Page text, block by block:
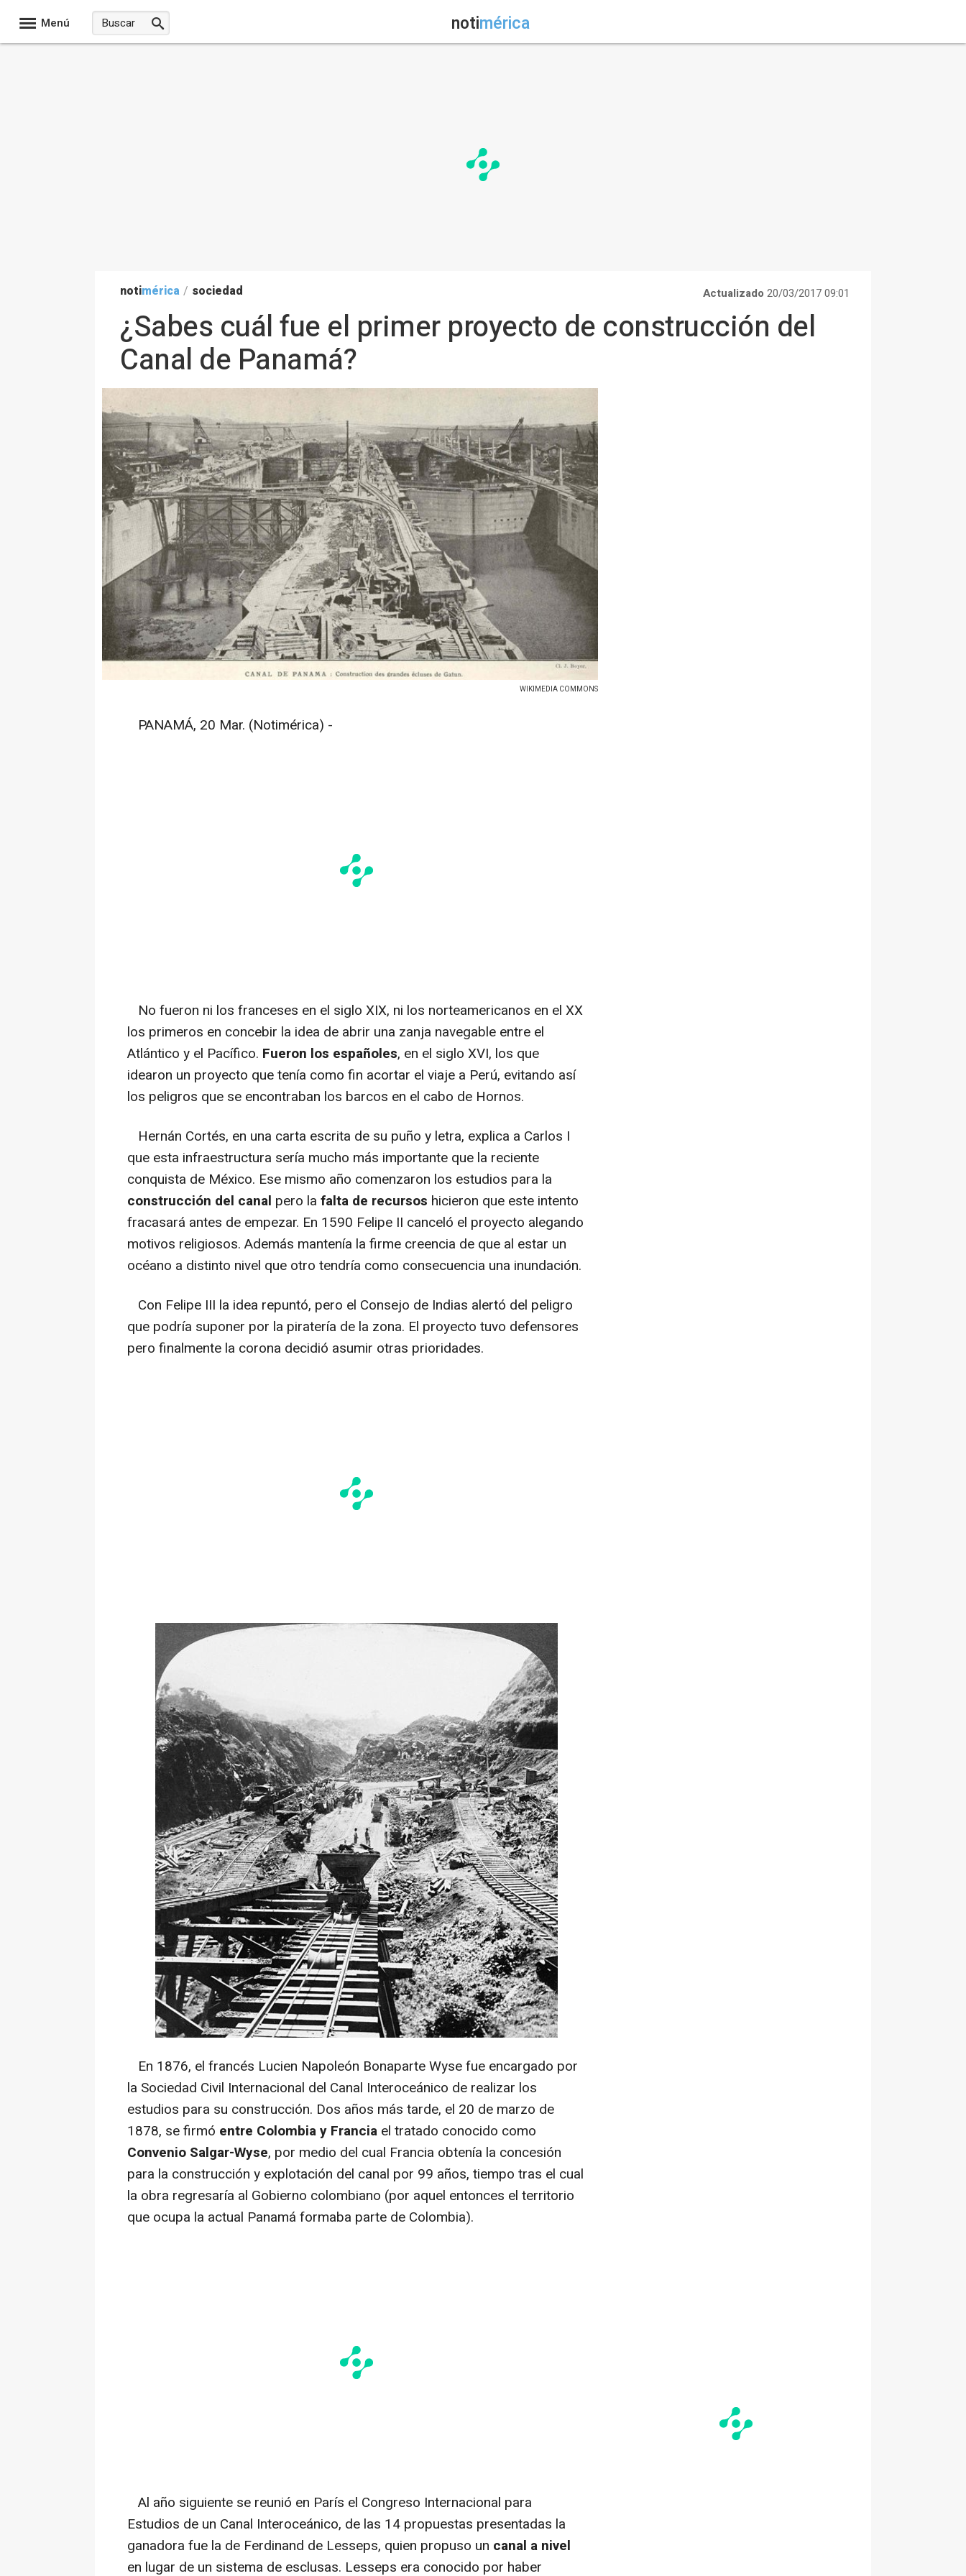
Menú notimérica
notimérica / sociedad Actualizado 20/03/2017 09:01
¿Sabes cuál fue el primer proyecto de construcción del
Canal de Panamá?
WIKIMEDIA COMMONS
PANAMÁ, 20 Mar. (Notimérica) -
No fueron ni los franceses en el siglo XIX, ni los norteamericanos en el XX
los primeros en concebir la idea de abrir una zanja navegable entre el
Atlántico y el Pacífico. Fueron los españoles, en el siglo XVI, los que
idearon un proyecto que tenía como fin acortar el viaje a Perú, evitando así
los peligros que se encontraban los barcos en el cabo de Hornos.
Hernán Cortés, en una carta escrita de su puño y letra, explica a Carlos I
que esta infraestructura sería mucho más importante que la reciente
conquista de México. Ese mismo año comenzaron los estudios para la
construcción del canal pero la falta de recursos hicieron que este intento
fracasará antes de empezar. En 1590 Felipe II canceló el proyecto alegando
motivos religiosos. Además mantenía la firme creencia de que al estar un
océano a distinto nivel que otro tendría como consecuencia una inundación.
Con Felipe III la idea repuntó, pero el Consejo de Indias alertó del peligro
que podría suponer por la piratería de la zona. El proyecto tuvo defensores
pero finalmente la corona decidió asumir otras prioridades.
En 1876, el francés Lucien Napoleón Bonaparte Wyse fue encargado por
la Sociedad Civil Internacional del Canal Interoceánico de realizar los
estudios para su construcción. Dos años más tarde, el 20 de marzo de
1878, se firmó entre Colombia y Francia el tratado conocido como
Convenio Salgar-Wyse, por medio del cual Francia obtenía la concesión
para la construcción y explotación del canal por 99 años, tiempo tras el cual
la obra regresaría al Gobierno colombiano (por aquel entonces el territorio
que ocupa la actual Panamá formaba parte de Colombia).
Al año siguiente se reunió en París el Congreso Internacional para
Estudios de un Canal Interoceánico, de las 14 propuestas presentadas la
ganadora fue la de Ferdinand de Lesseps, quien propuso un canal a nivel
en lugar de un sistema de esclusas. Lesseps era conocido por haber